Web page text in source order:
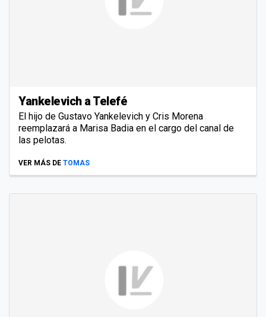
Yankelevich a Telefé
El hijo de Gustavo Yankelevich y Cris Morena
reemplazará a Marisa Badia en el cargo del canal de
las pelotas.
VER MÁS DE TOMAS